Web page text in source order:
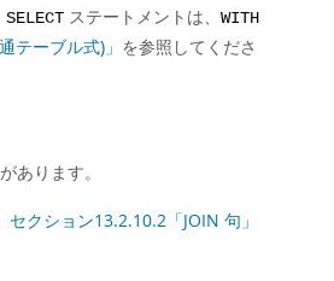
SELECT ステートメントは、 WITH
テーブル式)」 を参照してくださ
あります。
セクション13.2.10.2「JOIN 句」